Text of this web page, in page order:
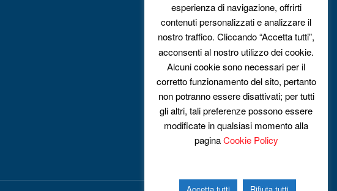
esperienza di navigazione, offrirti
contenuti personalizzati e analizzare il
nostro traffico. Cliccando “Accetta tutti”,
acconsenti al nostro utilizzo dei cookie.
Alcuni cookie sono necessari per il
corretto funzionamento del sito, pertanto
non potranno essere disattivati; per tutti
gli altri, tali preferenze possono essere
modificate in qualsiasi momento alla
paginaCookie Policy